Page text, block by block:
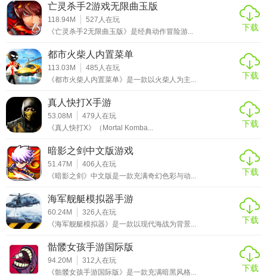
亡灵杀手2游戏无限曲玉版
118.94M 527 人在玩
《亡灵杀手2无限曲玉版》是经典动作冒险游...
下载
都市火柴人内置菜单
113.03M 485 人在玩
《都市火柴人内置菜单》是一款以火柴人为主...
下载
真人快打X手游
53.08M 479 人在玩
《真人快打X》（Mortal Komba...
下载
暗影之剑中文版游戏
51.47M 406 人在玩
《暗影之剑》中文版是一款充满奇幻色彩与动...
下载
海军舰艇模拟器手游
60.24M 326 人在玩
《海军舰艇模拟器》是一款以现代海战为背景...
下载
骷髅女孩手游国际版
94.20M 312 人在玩
《骷髅女孩手游国际版》是一款充满暗黑风格...
下载